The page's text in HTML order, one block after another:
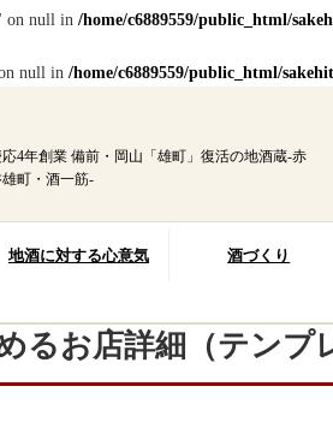
on null in /home/c6889559/public_html/
null in /home/c6889559/public_html/
応4年創業 備前・岡山「雄町」復活の地酒蔵-赤
町・酒一筋-
地酒に対する心意気 酒づくり
るお店詳細（テンプ